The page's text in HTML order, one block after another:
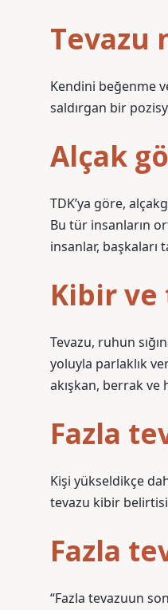
Tevazu
Kendini beğenme
saldırgan bir
Alçak
TDK’ya göre,
Bu tür insanların
insanlar, başkaları
Kibir ve
Tevazu, ruhun
yoluyla parlaklık
akışkan, berrak ve
Fazla
Kişi yükseldikçe
tevazu kibir
Fazla
“Fazla tevazuun